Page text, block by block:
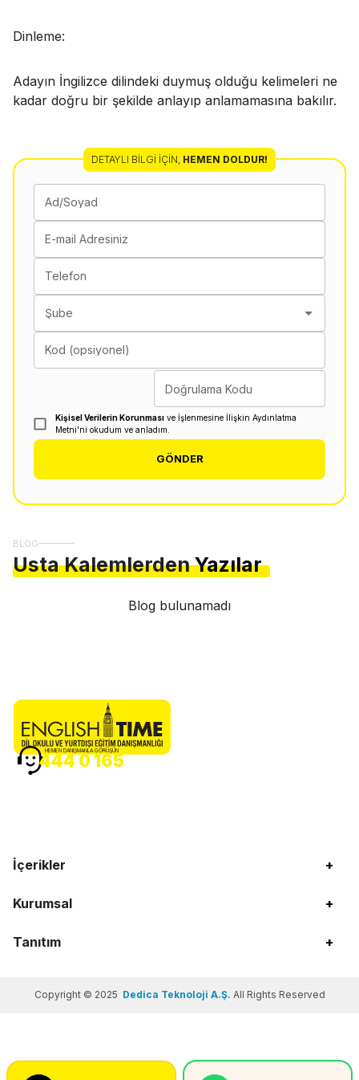
Dinleme:
Adayın İngilizce dilindeki duymuş olduğu kelimeleri ne
kadar doğru bir şekilde anlayıp anlamamasına bakılır.
DETAYLI BILGI İÇIN HEMEN DOLDUR!
Ad/Soyad
E-mail Adresiniz
Telefon
Şube
Kod (opsiyonel)
Doğrulama Kodu
Kişisel Verilerin Korunması ve İşlenmesine İlişkin Aydınlatma
Metni'ni okudum ve anladım.
GÖNDER
BLOG
Usta Kalemlerden Yazılar
Blog bulunamadı
İçerikler +
Kurumsal +
Tanıtım +
HEMEN DANIŞMANLA GÖRÜŞÜN
444 0 165
Copyright © 2025 Dedica Teknoloji A.Ş. All Rights Reserved